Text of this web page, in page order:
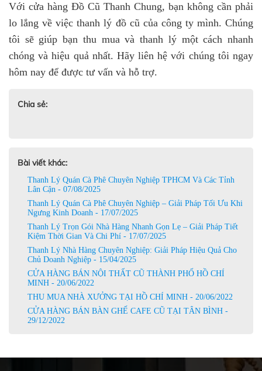
Với cửa hàng Đồ Cũ Thanh Chung, bạn không cần phải
lo lắng về việc thanh lý đồ cũ của công ty mình. Chúng
tôi sẽ giúp bạn thu mua và thanh lý một cách nhanh
chóng và hiệu quả nhất. Hãy liên hệ với chúng tôi ngay
hôm nay để được tư vấn và hỗ trợ.
Chia sẻ:
Bài viết khác:
Thanh Lý Quán Cà Phê Chuyên Nghiệp TPHCM Và Các Tỉnh
Lân Cận - 07/08/2025
Thanh Lý Quán Cà Phê Chuyên Nghiệp – Giải Pháp Tối Ưu Khi
Ngưng Kinh Doanh - 17/07/2025
Thanh Lý Trọn Gói Nhà Hàng Nhanh Gọn Lẹ – Giải Pháp Tiết
Kiệm Thời Gian Và Chi Phí - 17/07/2025
Thanh Lý Nhà Hàng Chuyên Nghiệp: Giải Pháp Hiệu Quả Cho
Chủ Doanh Nghiệp - 15/04/2025
CỬA HÀNG BÁN NỘI THẤT CŨ THÀNH PHỐ HỒ CHÍ
MINH - 20/06/2022
THU MUA NHÀ XƯỞNG TẠI HỒ CHÍ MINH - 20/06/2022
CỬA HÀNG BÁN BÀN GHẾ CAFE CŨ TẠI TÂN BÌNH -
29/12/2022